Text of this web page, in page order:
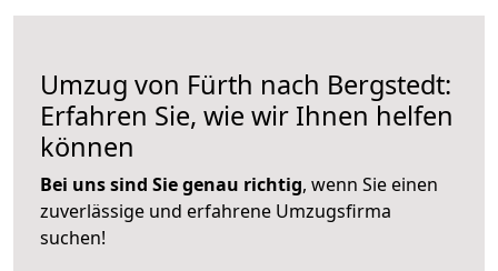
Umzug von Fürth nach Bergstedt:
Erfahren Sie, wie wir Ihnen helfen
können
Bei uns sind Sie genau richtig, wenn Sie einen
zuverlässige und erfahrene Umzugsfirma
suchen!